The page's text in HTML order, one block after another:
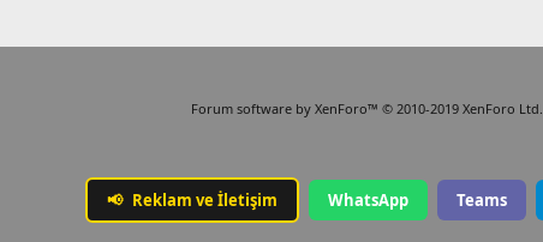
Forum software by XenForo™ © 2010-2019 XenForo Ltd.
📢 Reklam ve İletişim WhatsApp Teams